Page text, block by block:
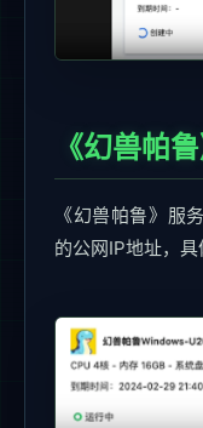
《幻兽帕
《幻兽帕鲁》服
的公网IP地址，具